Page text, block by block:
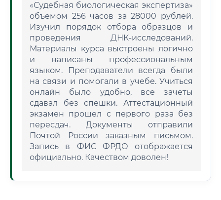
«Судебная биологическая экспертиза»
объемом 256 часов за 28000 рублей.
Изучил порядок отбора образцов и
проведения ДНК-исследований.
Материалы курса выстроены логично
и написаны профессиональным
языком. Преподаватели всегда были
на связи и помогали в учебе. Учиться
онлайн было удобно, все зачеты
сдавал без спешки. Аттестационный
экзамен прошел с первого раза без
пересдач. Документы отправили
Почтой России заказным письмом.
Запись в ФИС ФРДО отображается
официально. Качеством доволен!